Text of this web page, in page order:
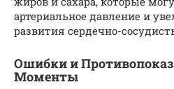
артериальное давление и
развития сердечно-
Ошибки и
Моменты